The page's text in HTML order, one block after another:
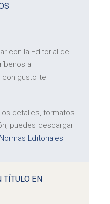
con la Editorial de
a
con gusto te
detalles, formatos
puedes descargar
Normas Editoriales
TÍTULO EN